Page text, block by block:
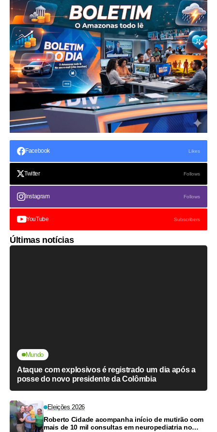
Facebook Likes
Twitter Follows
Instagram Follows
YouTube Subscribers
Últimas notícias
Mundo
Ataque com explosivos é registrado um dia após a
posse do novo presidente da Colômbia
Eleições 2026
Roberto Cidade acompanha início de mutirão com
mais de 10 mil consultas em neuropediatria no